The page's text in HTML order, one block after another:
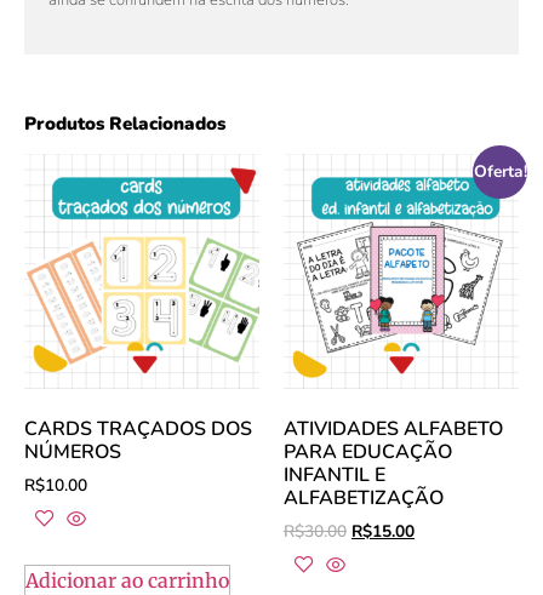
Produtos Relacionados
CARDS TRAÇADOS DOS
NÚMEROS
R$10.00
Adicionar ao carrinho
Oferta!
ATIVIDADES ALFABETO
PARA EDUCAÇÃO
INFANTIL E
ALFABETIZAÇÃO
R$30.00 R$15.00